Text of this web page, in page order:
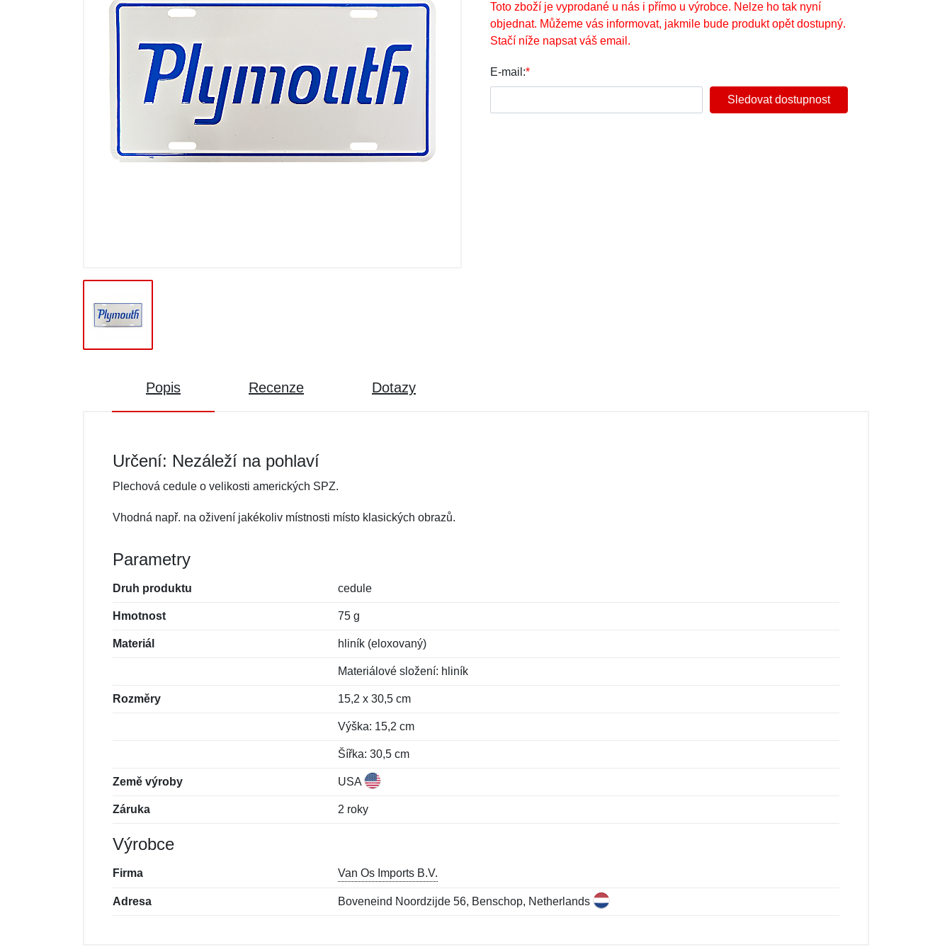
Výprodej
Toto zboží je vyprodané u nás i přímo u výrobce. Nelze ho tak nyní
objednat. Můžeme vás informovat, jakmile bude produkt opět dostupný.
Stačí níže napsat váš email.
E-mail:*
Sledovat dostupnost
Popis Recenze Dotazy
Určení: Nezáleží na pohlaví
Plechová cedule o velikosti amerických SPZ.
Vhodná např. na oživení jakékoliv místnosti místo klasických obrazů.
Parametry
Druh produktu cedule
Hmotnost 75 g
Materiál hliník (eloxovaný)
Materiálové složení: hliník
Rozměry 15,2 x 30,5 cm
Výška: 15,2 cm
Šířka: 30,5 cm
Země výroby USA
Záruka 2 roky
Výrobce
Firma Van Os Imports B.V.
Adresa Boveneind Noordzijde 56, Benschop, Netherlands